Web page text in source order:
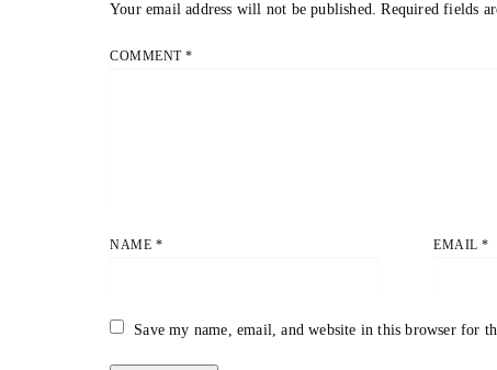
Your email address will not be published. Required fields
COMMENT *
NAME * EMAIL*
Save my name, email, and website in this browser for